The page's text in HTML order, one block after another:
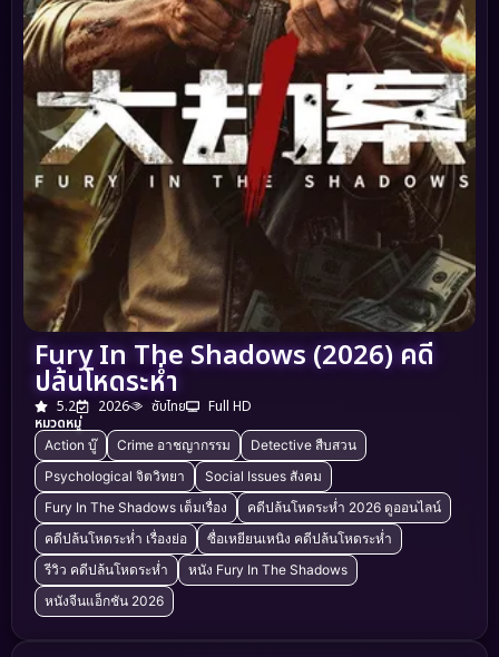
Fury In The Shadows (2026) คดี
ปล้นโหดระห่ำ
5.2 2026 ซับไทย
Full HD
หมวดหมู่
Action บู๊ Crime อาชญากรรม
Detective สืบสวน
Psychological จิตวิทยา
Social Issues สังคม
Fury In The Shadows เต็มเรื่อง
คดีปล้นโหดระห่ำ 2026 ดูออนไลน์
คดีปล้นโหดระห่ำ เรื่องย่อ
ซื่อเหยียนเหนิง คดีปล้นโหดระห่ำ
รีวิว คดีปล้นโหดระห่ำ
หนัง Fury In The Shadows
หนังจีนแอ็กชัน 2026